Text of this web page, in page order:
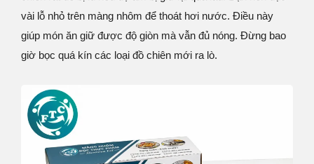
vài lỗ nhỏ trên màng nhôm để thoát hơi nước. Điều này
giúp món ăn giữ được độ giòn mà vẫn đủ nóng. Đừng bao
giờ bọc quá kín các loại đồ chiên mới ra lò.